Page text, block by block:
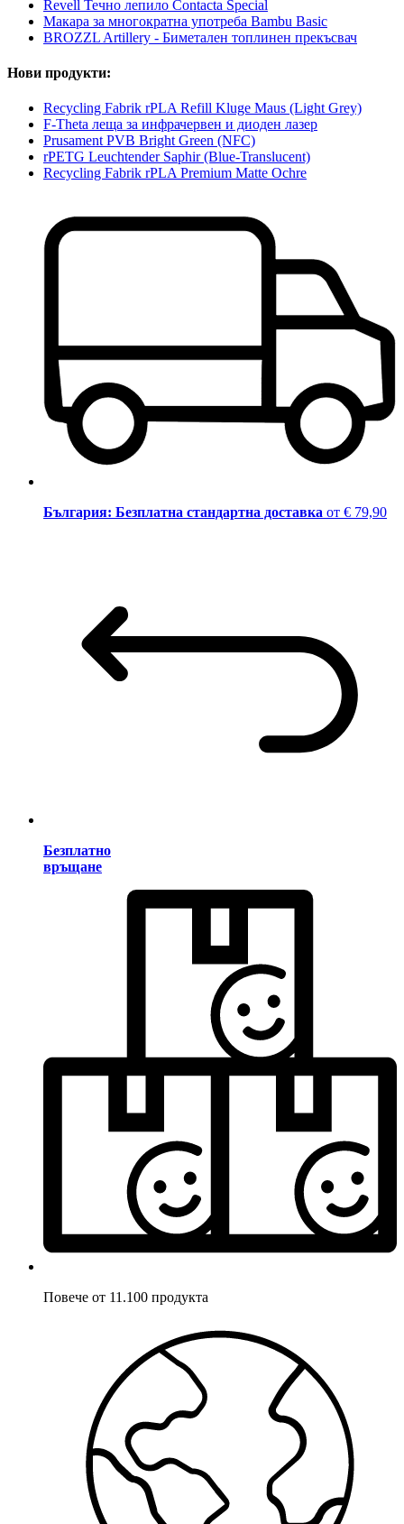
Revell Течно лепило Contacta Special
Макара за многократна употреба Bambu Basic
BROZZL Artillery - Биметален топлинен прекъсвач
Нови продукти:
Recycling Fabrik rPLA Refill Kluge Maus (Light Grey)
F-Theta леща за инфрачервен и диоден лазер
Prusament PVB Bright Green (NFC)
rPETG Leuchtender Saphir (Blue-Translucent)
Recycling Fabrik rPLA Premium Matte Ochre
България: Безплатна стандартна доставка от € 79,90
Безплатно
връщане
Повече от 11.100 продукта